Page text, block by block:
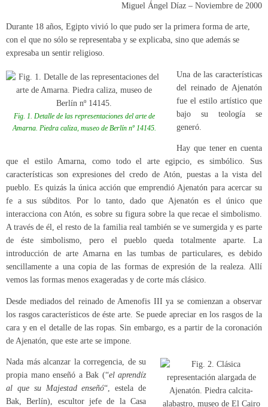
Miguel Ángel Díaz – Noviembre de 2000
Durante 18 años, Egipto vivió lo que pudo ser la primera forma de arte,
con el que no sólo se representaba y se explicaba, sino que además se
expresaba un sentir religioso.
Fig. 1. Detalle de las representaciones del arte de
Amarna. Piedra caliza, museo de Berlín nº 14145.
Una de las características
del reinado de Ajenatón
fue el estilo artístico que
bajo su teología se
generó.
Hay que tener en cuenta
que el estilo Amarna, como todo el arte egipcio, es simbólico. Sus
características son expresiones del credo de Atón, puestas a la vista del
pueblo. Es quizás la única acción que emprendió Ajenatón para acercar su
fe a sus súbditos. Por lo tanto, dado que Ajenatón es el único que
interacciona con Atón, es sobre su figura sobre la que recae el simbolismo.
A través de él, el resto de la familia real también se ve sumergida y es parte
de éste simbolismo, pero el pueblo queda totalmente aparte. La
introducción de arte Amarna en las tumbas de particulares, es debido
sencillamente a una copia de las formas de expresión de la realeza. Allí
vemos las formas menos exageradas y de corte más clásico.
Desde mediados del reinado de Amenofis III ya se comienzan a observar
los rasgos característicos de éste arte. Se puede apreciar en los rasgos de la
cara y en el detalle de las ropas. Sin embargo, es a partir de la coronación
de Ajenatón, que este arte se impone.
Nada más alcanzar la corregencia, de su
propia mano enseñó a Bak (“el aprendíz
al que su Majestad enseñó“, estela de
Bak, Berlín), escultor jefe de la Casa